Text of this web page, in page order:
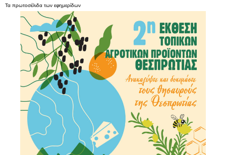
Τα πρωτοσέλιδα των εφημερίδων